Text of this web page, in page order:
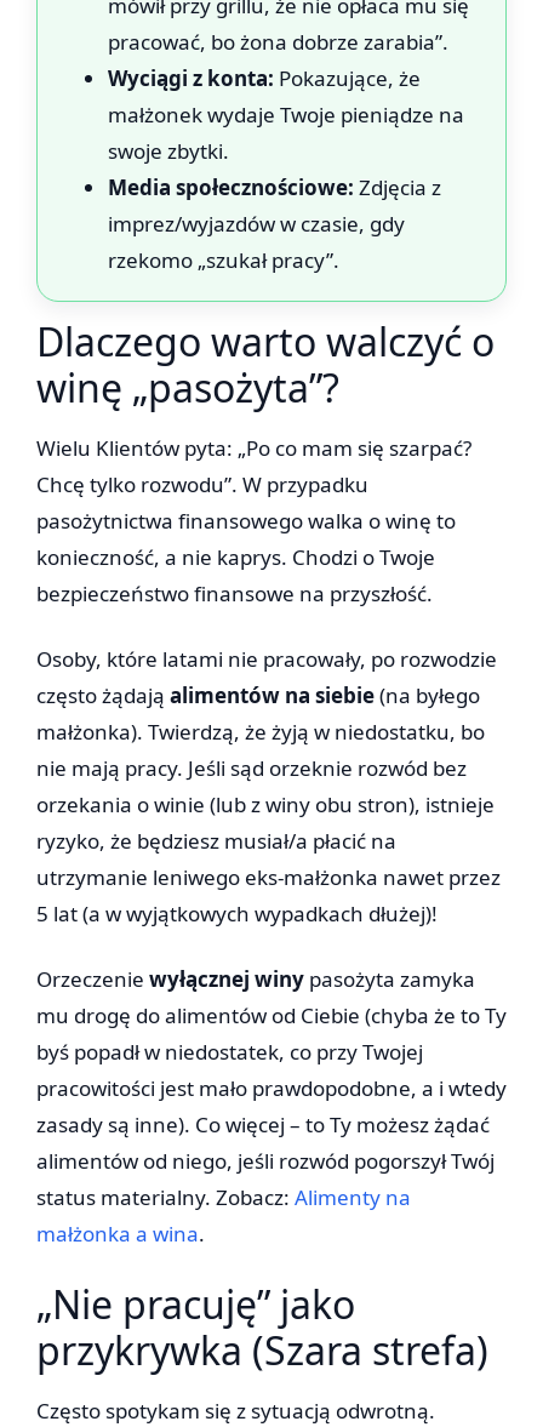
mówił przy grillu, że nie opłaca mu się
pracować, bo żona dobrze zarabia”.
Wyciągi z konta: Pokazujące, że
małżonek wydaje Twoje pieniądze na
swoje zbytki.
Media społecznościowe: Zdjęcia z
imprez/wyjazdów w czasie, gdy
rzekomo „szukał pracy”.
Dlaczego warto walczyć o
winę „pasożyta”?
Wielu Klientów pyta: „Po co mam się szarpać?
Chcę tylko rozwodu”. W przypadku
pasożytnictwa finansowego walka o winę to
konieczność, a nie kaprys. Chodzi o Twoje
bezpieczeństwo finansowe na przyszłość.
Osoby, które latami nie pracowały, po rozwodzie
często żądają alimentów na siebie(na byłego
małżonka). Twierdzą, że żyją w niedostatku, bo
nie mają pracy. Jeśli sąd orzeknie rozwód bez
orzekania o winie (lub z winy obu stron), istnieje
ryzyko, że będziesz musiał/a płacić na
utrzymanie leniwego eks-małżonka nawet przez
5 lat (a w wyjątkowych wypadkach dłużej)!
Orzeczenie wyłącznej winy pasożyta zamyka
mu drogę do alimentów od Ciebie (chyba że to Ty
byś popadł w niedostatek, co przy Twojej
pracowitości jest mało prawdopodobne, a i wtedy
zasady są inne). Co więcej – to Ty możesz żądać
alimentów od niego, jeśli rozwód pogorszył Twój
status materialny. Zobacz: Alimenty na
małżonka a wina.
„Nie pracuję” jako
przykrywka (Szara strefa)
Często spotykam się z sytuacją odwrotną.